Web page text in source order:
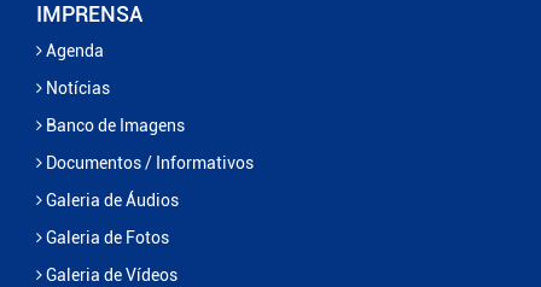
IMPRENSA
Agenda
Notícias
Banco de Imagens
Documentos / Informativos
Galeria de Áudios
Galeria de Fotos
Galeria de Vídeos